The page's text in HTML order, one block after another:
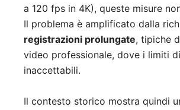
a 120 fps in 4K), queste misure
Il problema è amplificato dalla
registrazioni prolungate, tipiche
video professionale, dove i limiti
inaccettabili.
Il contesto storico mostra quindi